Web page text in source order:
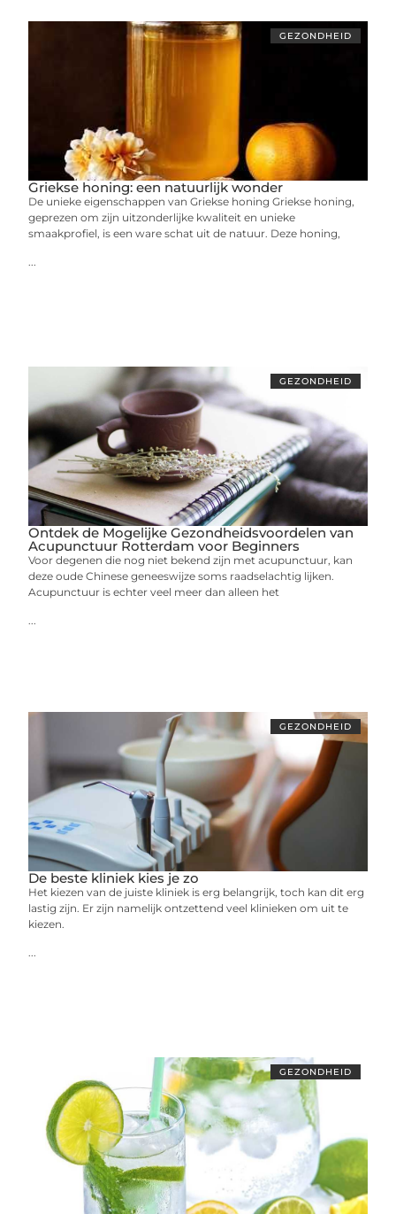
GEZONDHEID
Griekse honing: een natuurlijk wonder
De unieke eigenschappen van Griekse honing Griekse honing,
geprezen om zijn uitzonderlijke kwaliteit en unieke
smaakprofiel, is een ware schat uit de natuur. Deze honing,
...
GEZONDHEID
Ontdek de Mogelijke Gezondheidsvoordelen van
Acupunctuur Rotterdam voor Beginners
Voor degenen die nog niet bekend zijn met acupunctuur, kan
deze oude Chinese geneeswijze soms raadselachtig lijken.
Acupunctuur is echter veel meer dan alleen het
...
GEZONDHEID
De beste kliniek kies je zo
Het kiezen van de juiste kliniek is erg belangrijk, toch kan dit erg
lastig zijn. Er zijn namelijk ontzettend veel klinieken om uit te
kiezen.
...
GEZONDHEID